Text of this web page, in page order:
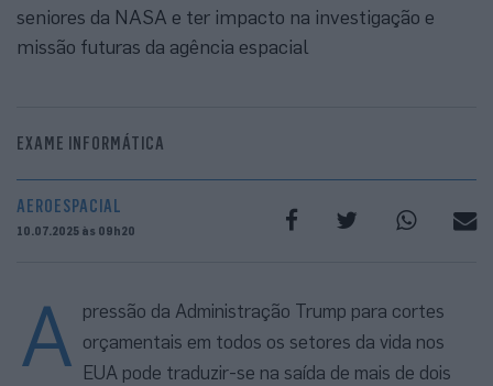
seniores da NASA e ter impacto na investigação e
missão futuras da agência espacial
EXAME INFORMÁTICA
AEROESPACIAL
10.07.2025 às 09h20
A pressão da Administração Trump para cortes
orçamentais em todos os setores da vida nos
EUA pode traduzir-se na saída de mais de dois